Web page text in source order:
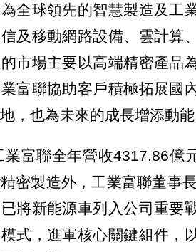
全球領先的智慧製造及工
及移動網路設備、雲計算
市場主要以高端精密產品
富聯協助客戶積極拓展國
，也為未來的成長增添動能
業富聯全年營收4317.86億
密製造外，工業富聯董事
將新能源車列入公司重要
式，進軍核心關鍵組件，